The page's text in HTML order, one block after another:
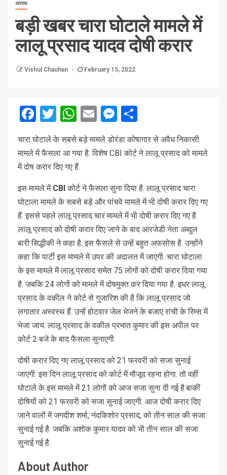
अपराध
बड़ी खबर चारा घोटाले मामले में
लालू प्रसाद यादव दोषी करार
Vishul Chauhan February 15, 2022
Facebook
Twitter
WhatsApp
EmailMessenger
चारा घोटाले के सबसे बड़े मामले डोरंडा कोषागार से अवैध निकासी
मामले में फैसला आ गया है. विशेष CBI कोर्ट ने लालू प्रसाद को मामले
में दोष करार दिए गए हैं.
इस मामले में CBIकोर्ट ने फैसला सुना दिया है. लालू प्रसाद चारा
घोटाला मामले के सबसे बड़े और पांचवे मामले में भी दोषी करार दिए गए
हैं. इससे पहले लालू प्रसाद चार मामले में भी दोषी करार दिए गए है.
लालू प्रसाद को दोषी करार दिए जाने के बाद आरजेडी नेता अब्दुल
बारी सिद्धीकी ने कहा है. इस फैसले से उन्हें बहुत अफसोस है. उन्होंने
कहा कि पार्टी इस मामले में उपर की अदालत में जाएगी. चारा घोटाला
के इस मामले में लालू प्रसाद समेत 75 लोगों को दोषी करार दिया गया
है. जबकि 24 लोगों को मामले में दोषमुक्त कर दिया गया है.इधर लालू
प्रसाद के वकील ने कोर्ट से गुजारिश की है कि लालू प्रसाद जो
लगातार अस्वस्थ हैं. उन्हें होटवार जेल भेजने के बजाए रांची के रिम्स में
भेजा जाय. लालू प्रसाद के वकील प्रभात कुमार की इस अपील पर
कोर्ट 2 बजे के बाद फैसला सुनाएगी
दोषी करार दिए गए लालू प्रसाद को 21 फरवरी को सजा सुनाई
जाएगी. इस दिन लालू प्रसाद को कोर्ट में मौजूद रहना होगा. तो वहीं
घोटाले के इस मामले में 21 लोगों को आज सजा सुना दी गई है.बाकीं
दोषियों को 21 फरवरी को सजा सुनाई जाएगी. आज दोषी करार दिए
जाने वालों में जगदीश शर्मा, नंदकिशोर प्रसाद, को तीन साल की सजा
सुनाई गई है. जबकि अशोक कुमार यादव को भी तीन साल की सजा
सुनाई गई है.
About Author